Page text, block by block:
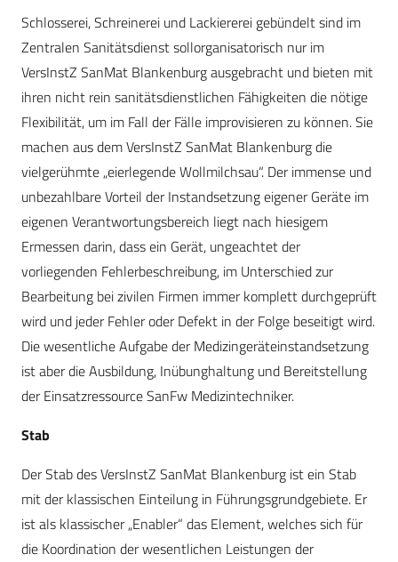
Schlosserei, Schreinerei und Lackiererei gebündelt sind im
Zentralen Sanitätsdienst sollorganisatorisch nur im
VersInstZ SanMat Blankenburg ausgebracht und bieten mit
ihren nicht rein sanitätsdienstlichen Fähigkeiten die nötige
Flexibilität, um im Fall der Fälle improvisieren zu können. Sie
machen aus dem VersInstZ SanMat Blankenburg die
vielgerühmte „eierlegende Wollmilchsau“. Der immense und
unbezahlbare Vorteil der Instandsetzung eigener Geräte im
eigenen Verantwortungsbereich liegt nach hiesigem
Ermessen darin, dass ein Gerät, ungeachtet der
vorliegenden Fehlerbeschreibung, im Unterschied zur
Bearbeitung bei zivilen Firmen immer komplett durchgeprüft
wird und jeder Fehler oder Defekt in der Folge beseitigt wird.
Die wesentliche Aufgabe der Medizingeräte­instandsetzung
ist aber die Ausbildung, Inübunghaltung und Bereitstellung
der Einsatzressource SanFw Medizintechniker.
Stab
Der Stab des VersInstZ SanMat Blankenburg ist ein Stab
mit der klassischen Einteilung in ­Führungsgrundgebiete. Er
ist als klassischer „Enabler“ das Element, welches sich für
die Koordination der wesentlichen Leistungen der